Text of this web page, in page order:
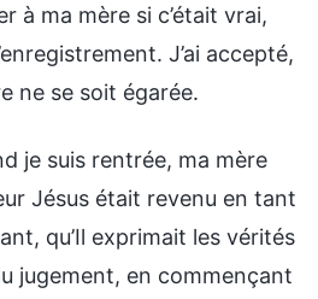
à ma mère si c’était vrai,
J’ai accepté,
ne se soit égarée.
je suis rentrée, ma mère
Jésus était revenu en tant
qu’Il exprimait les vérités
jugement, en commençant